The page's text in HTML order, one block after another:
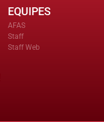
EQUIPES
AFAS
Staff
Staff Web